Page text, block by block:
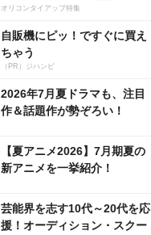
オリコンタイアップ特集
自販機にピッ！ですぐに買え
ちゃう
（PR）ジハンピ
2026年7月夏ドラマも、注目
作＆話題作が勢ぞろい！
【夏アニメ2026】7月期夏の
新アニメを一挙紹介！
芸能界を志す10代～20代を応
援！オーディション・スクー